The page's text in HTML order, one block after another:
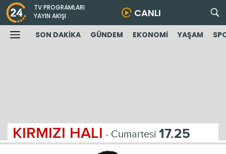
TV PROGRAMLARI
YAYIN AKIŞI
CANLI
SON DAKİKA GÜNDEM EKONOMİ YAŞAM
KIRMIZI HALI - Cumartesi 17.25